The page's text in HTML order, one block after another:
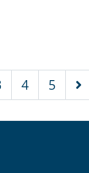
4 5